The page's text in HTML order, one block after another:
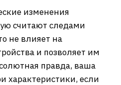
изменения
считают следами
не влияет на
и позволяет им
правда, ваша
характеристики, если